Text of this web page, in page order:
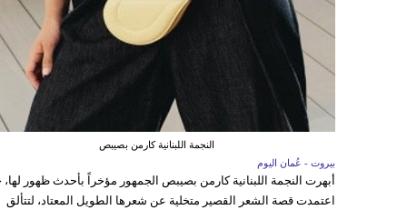
النجمة اللبنانية كارمن بصيبص
بيروت - عُمان اليوم
أبهرت النجمة اللبنانية كارمن بصيبص الجمهور مؤخراً بأحدث ظهور
اعتمدت قصة الشعر القصير متخلية عن شعرها الطويل المعتاد، لتتألق